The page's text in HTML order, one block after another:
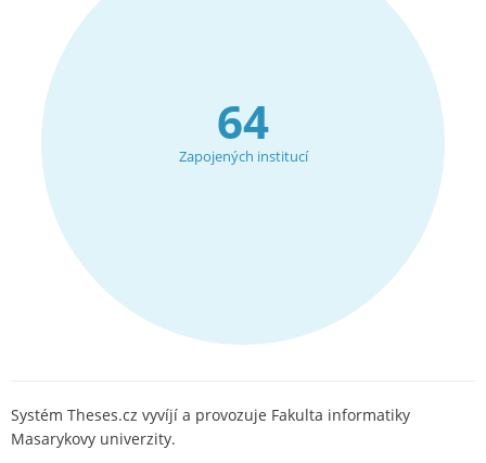
64
Zapojených institucí
Systém Theses.cz vyvíjí a provozuje Fakulta informatiky
Masarykovy univerzity.